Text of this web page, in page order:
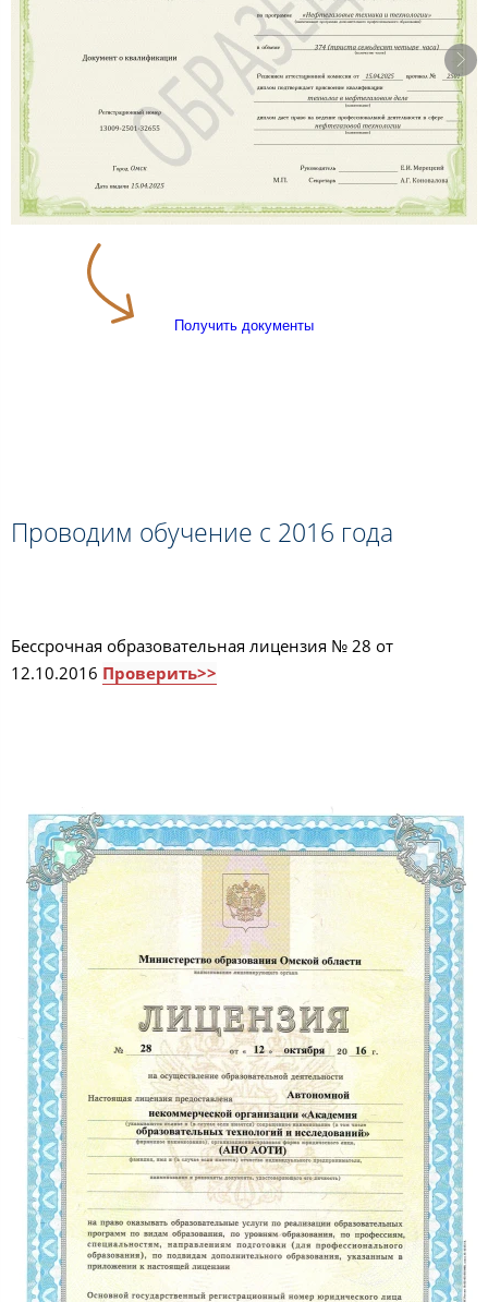
Получить документы
Проводим обучение с 2016 года
Бессрочная образовательная лицензия № 28 от
12.10.2016 Проверить>>